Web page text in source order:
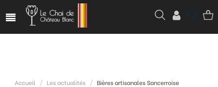
Accueil Les actualités Bières artisanales Sancerroise